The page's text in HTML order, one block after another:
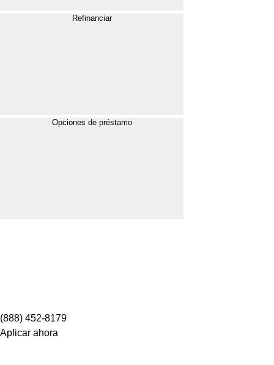
Refinanciar
Opciones de préstamo
(888) 452-8179
Aplicar ahora